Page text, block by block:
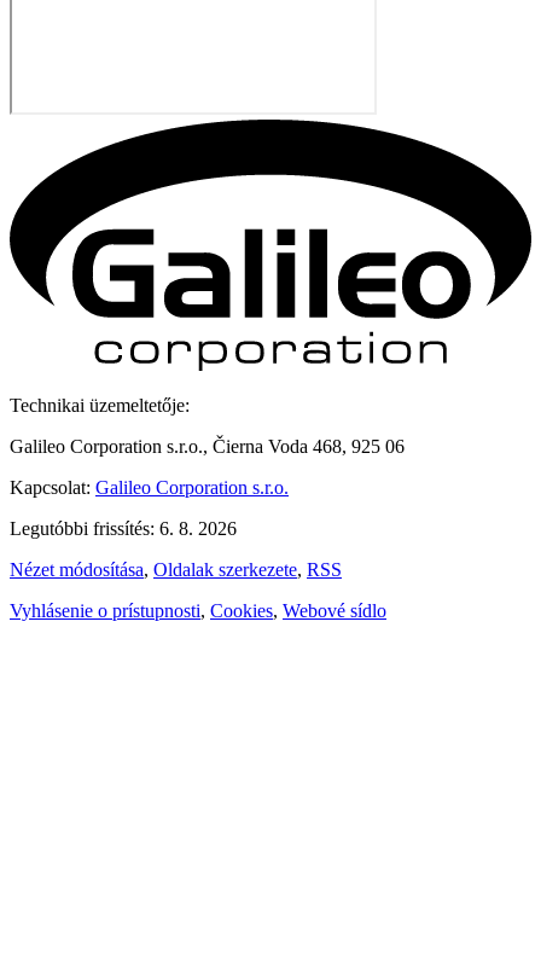
Technikai üzemeltetője:
Galileo Corporation s.r.o., Čierna Voda 468, 925 06
Kapcsolat: Galileo Corporation s.r.o.
Legutóbbi frissítés: 6. 8. 2026
Nézet módosítása, Oldalak szerkezete, RSS
Vyhlásenie o prístupnosti, Cookies, Webové sídlo